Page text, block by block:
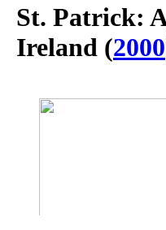
St. Patrick:
Ireland (2000